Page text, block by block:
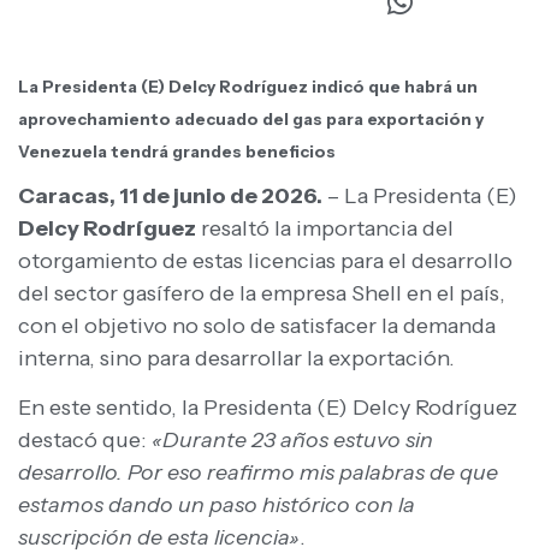
La Presidenta (E) Delcy Rodríguez indicó que habrá un
aprovechamiento adecuado del gas para exportación y
Venezuela tendrá grandes beneficios
Caracas, 11 de junio de 2026. – La Presidenta (E)
Delcy Rodríguez resaltó la importancia del
otorgamiento de estas licencias para el desarrollo
del sector gasífero de la empresa Shell en el país,
con el objetivo no solo de satisfacer la demanda
interna, sino para desarrollar la exportación.
En este sentido, la Presidenta (E) Delcy Rodríguez
destacó que: «Durante 23 años estuvo sin
desarrollo. Por eso reafirmo mis palabras de que
estamos dando un paso histórico con la
suscripción de esta licencia».